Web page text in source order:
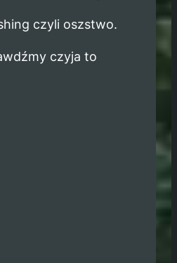
czyli oszstwo.
czyja to